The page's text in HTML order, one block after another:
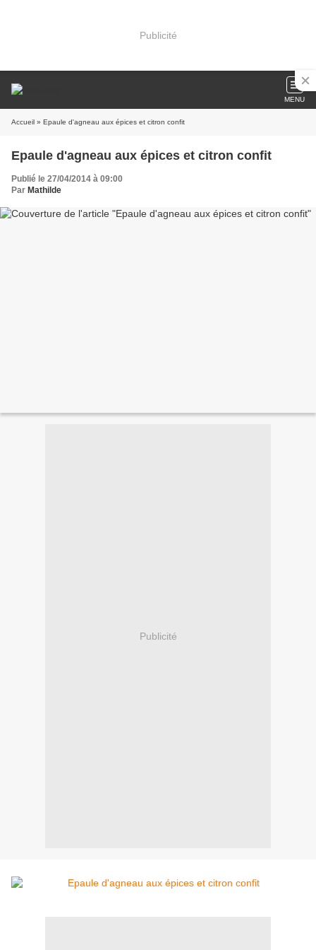
Publicité
MENU
Accueil » Epaule d'agneau aux épices et citron confit
Epaule d'agneau aux épices et citron confit
Publié le 27/04/2014 à 09:00
Par Mathilde
Publicité